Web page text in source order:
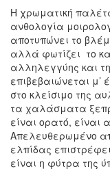
Η χρωματική
ανθολογία
αποτυπώνει το
αλλά φωτίζει το
αλληλεγγύης και
επιβεβαιώνεται μ’
στο κλείσιμο της
τα χαλάσματα
είναι ορατό, είναι
Απελευθερωμένο
ελπίδας
είναι η φύτρα της